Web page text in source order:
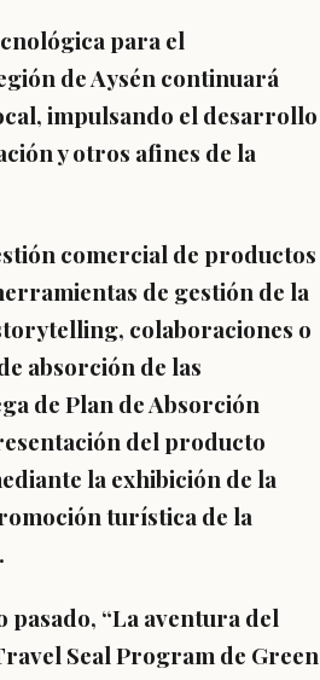
para el
de Aysén continuará
impulsando el desarrollo
y otros afines de la
comercial de productos
de gestión de la
colaboraciones o
absorción de las
de Plan de Absorción
del producto
la exhibición de la
turística de la
pasado, “La aventura del
Seal Program de Green